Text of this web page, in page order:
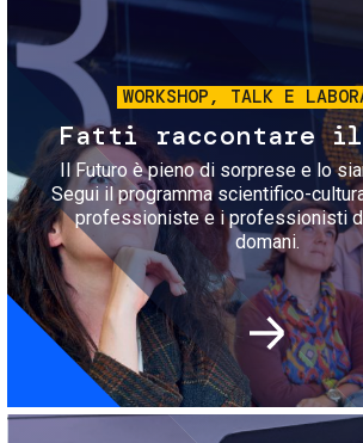
WORKSHOP, TALK E
Fatti raccontare il
Il Futuro è pieno di sorprese e lo
Segui il programma scientifico-
professioniste e i professionisti
domani.
Immagine